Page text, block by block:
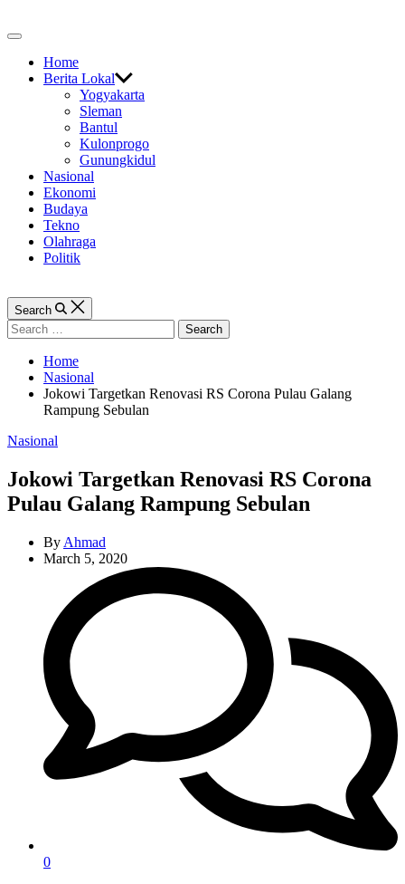
to
Off
CanvasHome
Berita Lokal
Yogyakarta
Sleman
Bantul
Kulonprogo
Gunungkidul
Nasional
Ekonomi
Budaya
Tekno
Olahraga
Politik
Search
Search
for:
Home
Nasional
Jokowi Targetkan Renovasi RS Corona Pulau Galang
Rampung Sebulan
Categories
Nasional
Jokowi Targetkan Renovasi RS Corona
Pulau Galang Rampung Sebulan
By Ahmad
March 5, 2020
0